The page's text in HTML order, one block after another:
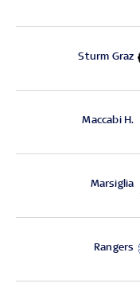
Sturm Graz
Maccabi H.
Marsiglia
Rangers